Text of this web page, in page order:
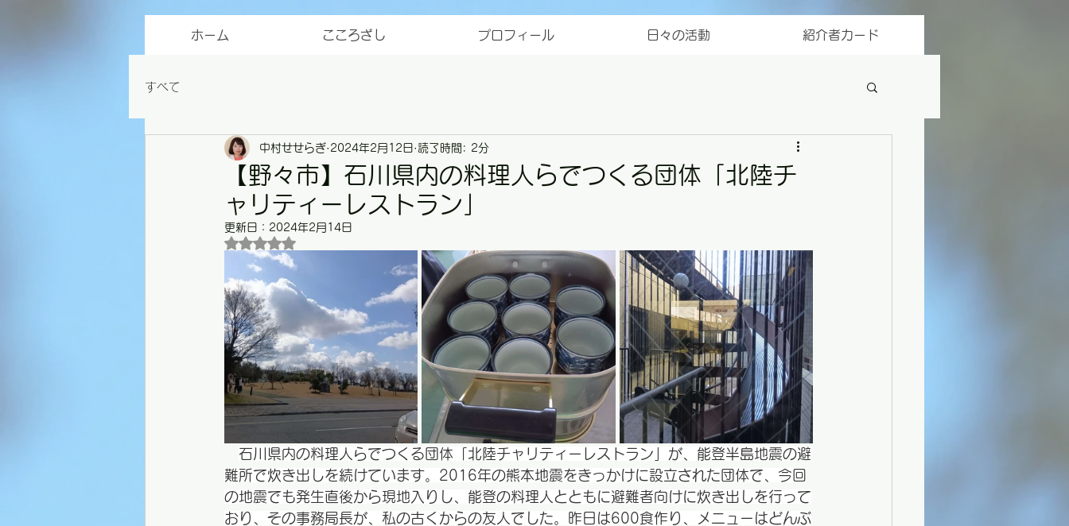
ホーム こころざし プロフィール 日々の活動 紹介者カード
すべて
【野々市】石川県内の料理人らでつくる団体「北陸チ
ャリティーレストラン」
中村せせらぎ 2024年2月12日 読了時間: 2分
更新日： 2024年2月14日
5つ星のうちNaNと評価されています。
石川県内の料理人らでつくる団体「北陸チャリティーレストラン」が、能登半島地震の避
難所で炊き出しを続けています。2016年の熊本地震をきっかけに設立された団体で、今回
の地震でも発生直後から現地入りし、能登の料理人とともに避難者向けに炊き出しを行って
おり、その事務局長が、私の古くからの友人でした。昨日は600食作り、メニューはどんぶ